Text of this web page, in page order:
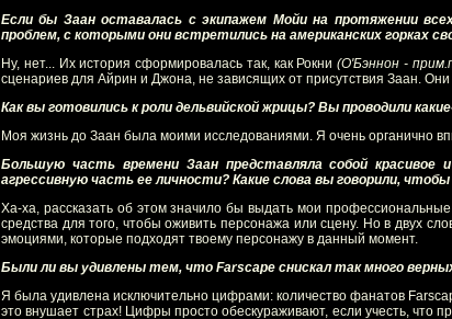
Если бы Заан оставалась с экипажем Мойи на протяжении
проблем, с которыми они встретились на американских горках
Ну, нет... Их история сформировалась так, как Рокни(О'Бэннон -
сценариев для Айрин и Джона, не зависящих от присутствия Заан.
Как вы готовились к роли дельвийской жрицы? Вы проводили
Моя жизнь до Заан была моими исследованиями. Я очень органично
Большую часть времени Заан представляла собой
агрессивную часть ее личности? Какие слова вы говорили,
Ха-ха, рассказать об этом значило бы выдать мои
средства для того, чтобы оживить персонажа или сцену. Но в двух
эмоциями, которые подходят твоему персонажу в данный момент.
Были ли вы удивлены тем, что Farscape снискал так много
Я была удивлена исключительно цифрами: количество фанатов
это внушает страх! Цифры просто обескураживают, если учесть, что